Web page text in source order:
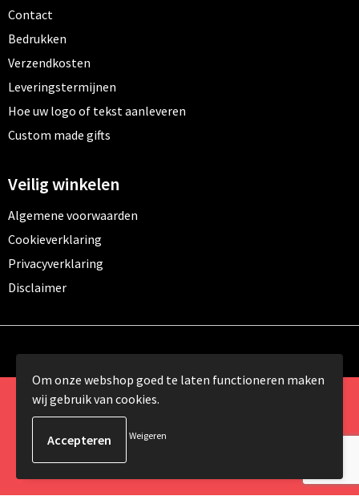
Contact
Bedrukken
Verzendkosten
Leveringstermijnen
Hoe uw logo of tekst aanleveren
Custom made gifts
Veilig winkelen
Algemene voorwaarden
Cookieverklaring
Privacyverklaring
Disclaimer
© Copyright 2024 Promomundo.be alle rechten
Om onze webshop goed te laten functioneren maken
wij gebruik van cookies.
Weigeren